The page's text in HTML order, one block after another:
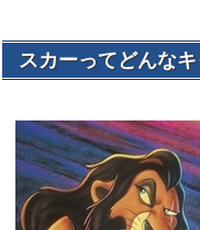
スカーってどんなキ